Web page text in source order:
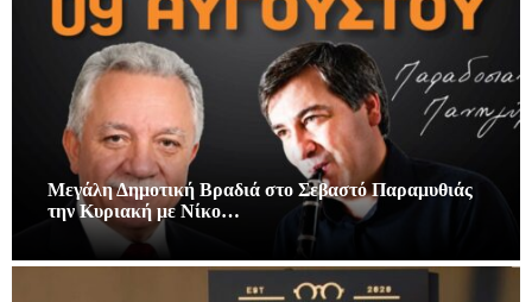
Μεγάλη Δημοτική Βραδιά στο Σεβαστό Παραμυθιάς
την Κυριακή με Νίκο…